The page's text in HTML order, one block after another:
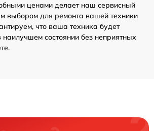
ценами делает наш сервисный
выбором для ремонта вашей техники
что ваша техника будет
наилучшем состоянии без неприятных